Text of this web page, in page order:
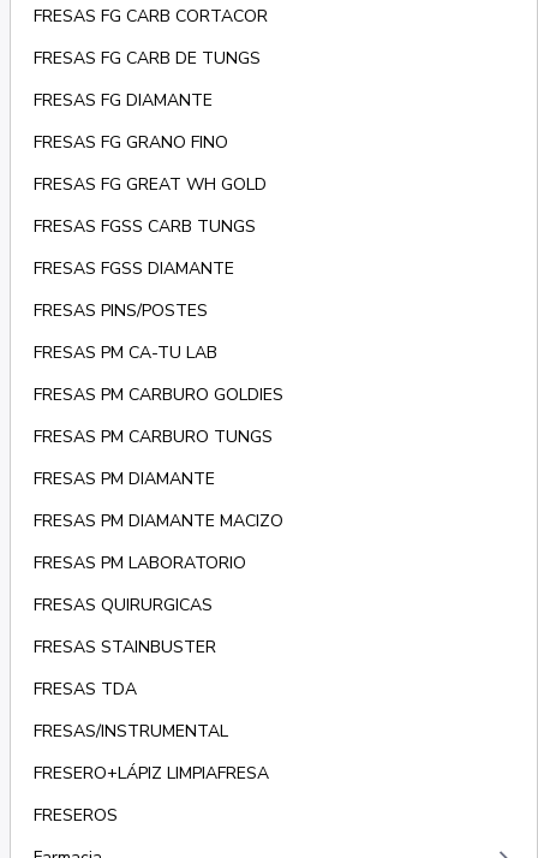
FRESAS FG CARB CORTACOR
FRESAS FG CARB DE TUNGS
FRESAS FG DIAMANTE
FRESAS FG GRANO FINO
FRESAS FG GREAT WH GOLD
FRESAS FGSS CARB TUNGS
FRESAS FGSS DIAMANTE
FRESAS PINS/POSTES
FRESAS PM CA-TU LAB
FRESAS PM CARBURO GOLDIES
FRESAS PM CARBURO TUNGS
FRESAS PM DIAMANTE
FRESAS PM DIAMANTE MACIZO
FRESAS PM LABORATORIO
FRESAS QUIRURGICAS
FRESAS STAINBUSTER
FRESAS TDA
FRESAS/INSTRUMENTAL
FRESERO+LÁPIZ LIMPIAFRESA
FRESEROS